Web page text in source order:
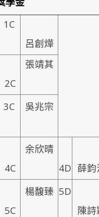
學金
1 C
呂創燁
2C
張靖其
3C 吳兆宗
4C
余欣晴
4D 薛鈞
5C
楊馥臻 5D
陳詩